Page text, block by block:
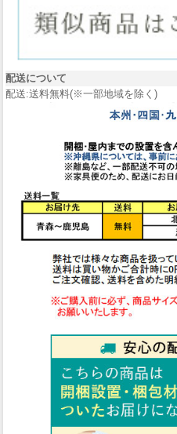
配送について
配送:送料無料(※一部地域を除く)